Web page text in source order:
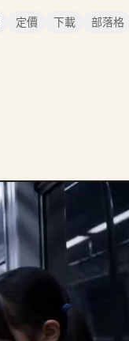
定價 下載 部落格